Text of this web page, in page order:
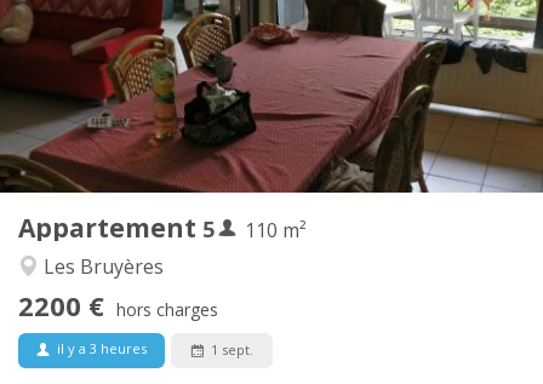
Appartement 5
110 m²
Les Bruyères
2200 € hors charges
il y a 3 heures 1 sept.
Durée:
12 mois
Domiciliation:
Non
Aménagement
Salle de bain:
Commune
Commune
Superficie:
110 m
Pièces privées:
5